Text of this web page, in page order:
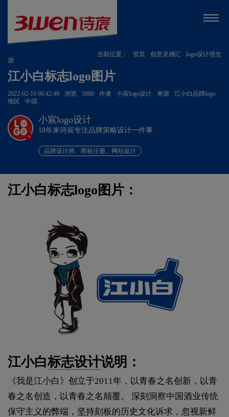
当前位置： 首页 创意灵感汇
logo设计理念
酒
江小白标志logo图片
2022-02-16 00:42:49 浏览 5080 作者 小宸logo设计 来源
江小白品牌logo
地区
中国
v
小宸logo设计
18年来诗宸专注品牌策略设计一件事
品牌设计师、商标注册、网站设计
江小白标志logo图片：
江小白标志设计说明：
《我是江小白》创立于2011年，以青春之名创新，以青
春之名创造，以青春之名颠覆。 深刻洞察中国酒业传统
保守主义的弊端，坚持刻板的历史文化诉求，忽视新鲜